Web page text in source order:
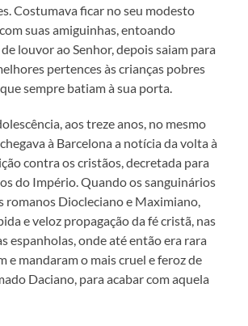
Costumava ficar no seu modesto
suas amiguinhas, entoando
louvor ao Senhor, depois saiam para
pertences às crianças pobres
sempre batiam à sua porta.
aos treze anos, no mesmo
à Barcelona a notícia da volta à
contra os cristãos, decretada para
do Império. Quando os sanguinários
romanos Diocleciano e Maximiano,
e veloz propagação da fé cristã, nas
espanholas, onde até então era rara
e mandaram o mais cruel e feroz de
Daciano, para acabar com aquela